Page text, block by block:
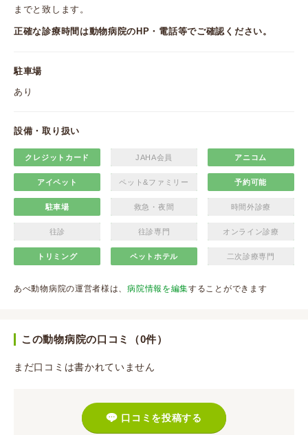
までと致します。
正確な診療時間は動物病院のHP・電話等でご確認ください。
駐車場
あり
設備・取り扱い
クレジットカード JAHA会員 アニコム
アイペット ペット&ファミリー 予約可能
駐車場 救急・夜間 時間外診療
往診 往診専門 オンライン診療
トリミング ペットホテル 二次診療専門
あべ動物病院の運営者様は、病院情報を編集することができます
この動物病院の口コミ（0件）
まだ口コミは書かれていません
口コミを投稿する